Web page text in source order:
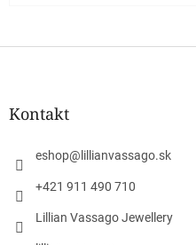
Z
Kontakt
eshop@ lillianvassago.sk
+421 911 490 710
Lillian Vassago Jewellery